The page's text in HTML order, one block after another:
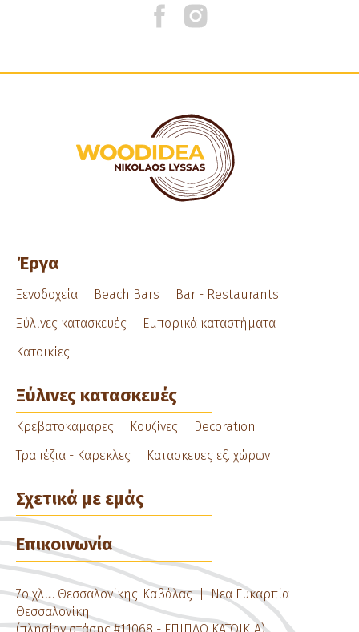
facebookinstagram
Main
navigation
Έργα
Ξενοδοχεία Beach Bars
Bar - Restaurants
Ξύλινες κατασκευές
Εμπορικά καταστήματα
Κατοικίες
Ξύλινες κατασκευές
Κρεβατοκάμαρες Κουζίνες
Decoration
Τραπέζια - Καρέκλες
Κατασκευές εξ. χώρων
Σχετικά με εμάς
Επικοινωνία
7ο χλμ. Θεσσαλονίκης-Καβάλας | Νεα Ευκαρπία -
Θεσσαλονίκη